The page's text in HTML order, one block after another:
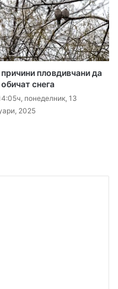
причини пловдивчани да
обичат снега
понеделник, 13
2025